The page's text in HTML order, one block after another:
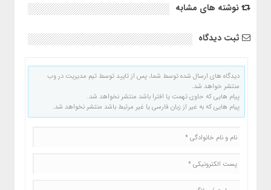
نوشته های مشابه
ثبت دیدگاه
دیدگاه های ارسال شده توسط شما، پس از تایید توسط تیم مدیریت در وب
منتشر خواهد شد.
پیام هایی که حاوی تهمت یا افترا باشد منتشر نخواهد شد.
پیام هایی که به غیر از زبان فارسی یا غیر مرتبط باشد منتشر نخواهد شد.